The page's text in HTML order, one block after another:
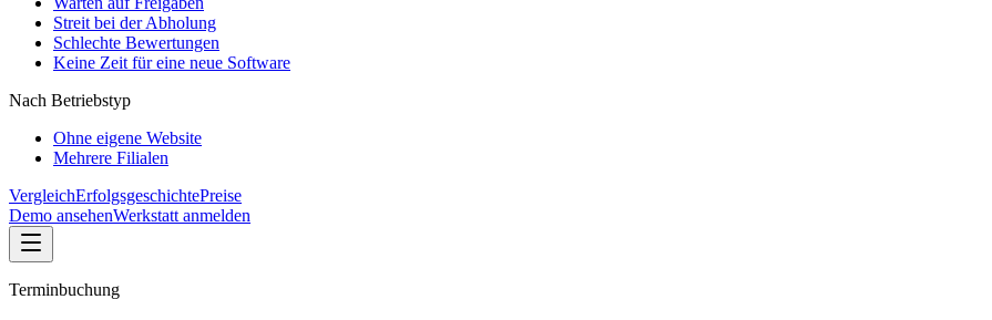
Streit bei der Abholung
Schlechte Bewertungen
Keine Zeit für eine neue Software
Nach Betriebstyp
Ohne eigene Website
Mehrere Filialen
VergleichErfolgsgeschichtePreise
Demo ansehenWerkstatt anmelden
Terminbuchung